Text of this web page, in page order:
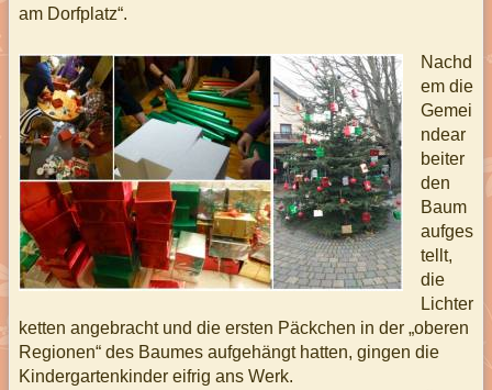
am Dorfplatz“.
Nachd
em die
Gemei
ndear
beiter
den
Baum
aufges
tellt,
die
Lichter
ketten angebracht und die ersten Päckchen in der „oberen
Regionen“ des Baumes aufgehängt hatten, gingen die
Kindergartenkinder eifrig ans Werk.